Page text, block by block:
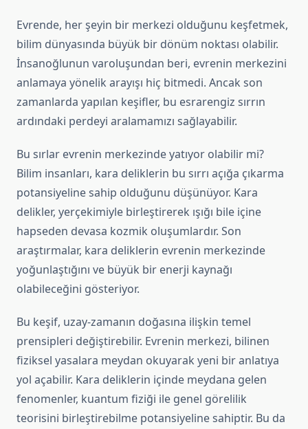
Evrende, her şeyin bir merkezi olduğunu keşfetmek,
bilim dünyasında büyük bir dönüm noktası olabilir.
İnsanoğlunun varoluşundan beri, evrenin merkezini
anlamaya yönelik arayışı hiç bitmedi. Ancak son
zamanlarda yapılan keşifler, bu esrarengiz sırrın
ardındaki perdeyi aralamamızı sağlayabilir.
Bu sırlar evrenin merkezinde yatıyor olabilir mi?
Bilim insanları, kara deliklerin bu sırrı açığa çıkarma
potansiyeline sahip olduğunu düşünüyor. Kara
delikler, yerçekimiyle birleştirerek ışığı bile içine
hapseden devasa kozmik oluşumlardır. Son
araştırmalar, kara deliklerin evrenin merkezinde
yoğunlaştığını ve büyük bir enerji kaynağı
olabileceğini gösteriyor.
Bu keşif, uzay-zamanın doğasına ilişkin temel
prensipleri değiştirebilir. Evrenin merkezi, bilinen
fiziksel yasalara meydan okuyarak yeni bir anlatıya
yol açabilir. Kara deliklerin içinde meydana gelen
fenomenler, kuantum fiziği ile genel görelilik
teorisini birleştirebilme potansiyeline sahiptir. Bu da